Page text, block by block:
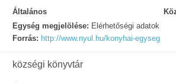
Általános
Egység megjelölése: Elérhetőségi adatok
Forrás: http://www.nyul.hu/konyhai-egyseg
községi könyvtár